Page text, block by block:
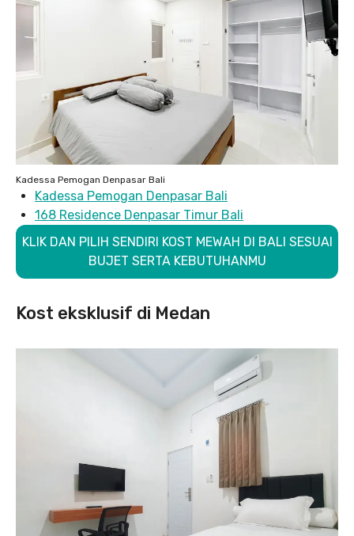
Kadessa Pemogan Denpasar Bali
Kadessa Pemogan Denpasar Bali
168 Residence Denpasar Timur Bali
KLIK DAN PILIH SENDIRI KOST MEWAH DI BALI SESUAI
BUJET SERTA KEBUTUHANMU
Kost eksklusif di Medan